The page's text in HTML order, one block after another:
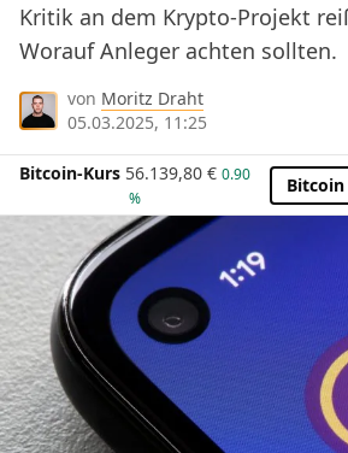
Kritik an dem Krypto-Projekt
Worauf Anleger achten sollten.
von Moritz Draht
05.03.2025, 11:25
Bitcoin-Kurs 56.139,80 € 0.90
%